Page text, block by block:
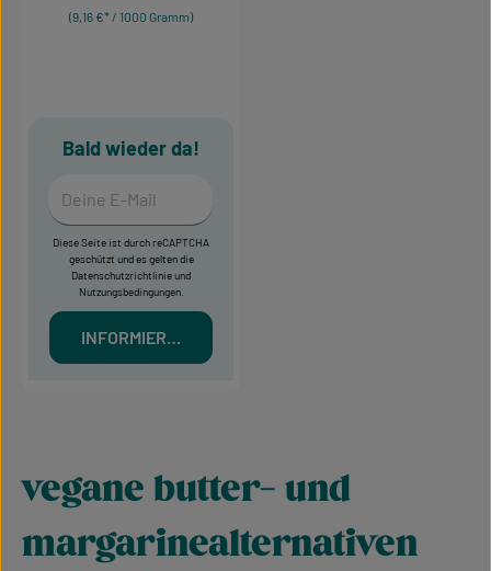
(9,16 €* / 1000 Gramm)
Bald wieder da!
Diese Seite ist durch reCAPTCHA
geschützt und es gelten die
Datenschutzrichtlinieund
Nutzungsbedingungen.
INFORMIERT MICH
vegane butter- und
margarinealternativen